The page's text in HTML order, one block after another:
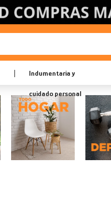
Indumentaria y
cuidado personal